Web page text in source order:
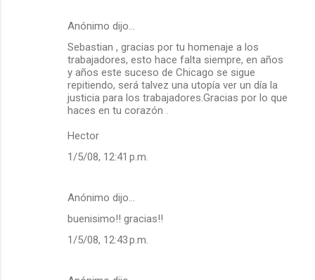
Anónimo dijo…
Sebastian , gracias por tu homenaje a los
trabajadores, esto hace falta siempre, en años
y años este suceso de Chicago se sigue
repitiendo, será talvez una utopía ver un día la
justicia para los trabajadores.Gracias por lo que
haces en tu corazón .
Hector
1/5/08, 12:41 p.m.
Anónimo dijo…
buenisimo!! gracias!!
1/5/08, 12:43 p.m.